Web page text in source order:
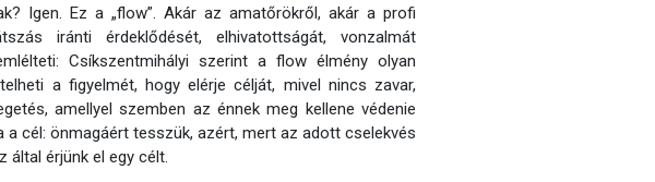
Igen. Ez a „flow”. Akár az amatőrökről, akár a profi
iránti érdeklődését, elhivatottságát, vonzalmát
Csíkszentmihályi szerint a flow élmény olyan
a figyelmét, hogy elérje célját, mivel nincs zavar,
amellyel szemben az énnek meg kellene védenie
cél: önmagáért tesszük, azért, mert az adott cselekvés
által érjünk el egy célt.